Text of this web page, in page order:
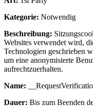
Kategorie: Notwendig
Beschreibung:
Websites verwendet wird,
Technologien geschrieben
um eine anonymisierte
aufrechtzuerhalten.
Name:
Dauer: Bis zum Beenden